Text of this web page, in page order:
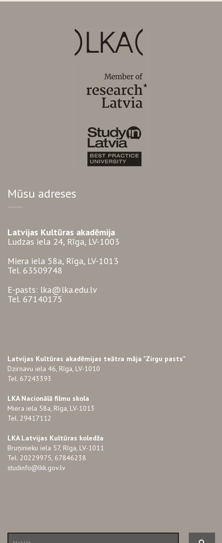
Mūsu adreses
Latvijas Kultūras akadēmija
Ludzas iela 24, Rīga, LV-1003
Miera iela 58a, Rīga, LV-1013
Tel. 63509748
E-pasts: lka@lka.edu.lv
Tel. 67140175
Latvijas Kultūras akadēmijas teātra māja "Zirgu pasts"
Dzirnavu iela 46, Rīga, LV-1010
Tel. 67243393
LKA Nacionālā filmu skola
Miera iela 58a, Rīga, LV-1013
Tel. 29417112
LKA Latvijas Kultūras koledža
Bruņinieku iela 57, Rīga, LV-1011
Tel. 20229975, 67846238
studinfo@lkk.gov.lv